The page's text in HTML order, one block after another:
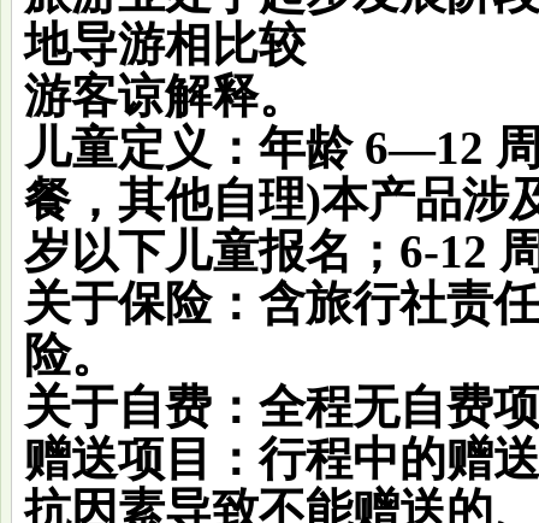
地导游相比较
游客谅解释。
儿童定义： 年龄 6—12
餐，其他自理)本产品涉
岁以下儿童报名；6-12
关于保险：含旅行社责
险。
关于自费 ：全程无自费
赠送项目
：行程中的赠
抗因素导致不能赠送的